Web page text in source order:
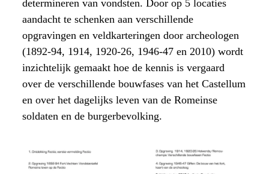
determineren van vondsten. Door op 5 locaties
aandacht te schenken aan verschillende
opgravingen en veldkarteringen door archeologen
(1892-94, 1914, 1920-26, 1946-47 en 2010) wordt
inzichtelijk gemaakt hoe de kennis is vergaard
over de verschillende bouwfases van het Castellum
en over het dagelijks leven van de Romeinse
soldaten en de burgerbevolking.